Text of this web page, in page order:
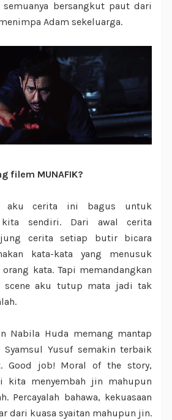
bersangkut paut dari
Adam sekeluarga.
filem MUNAFIK?
aku cerita ini bagus untuk
sendiri. Dari awal cerita
cerita setiap butir bicara
kata-kata yang menusuk
kata. Tapi memandangkan
scene aku tutup mata jadi tak
Nabila Huda memang mantap
Syamsul Yusuf semakin terbaik
Good job! Moral of the story,
kita menyembah jin mahupun
Percayalah bahawa, kekuasaan
dari kuasa syaitan mahupun jin.